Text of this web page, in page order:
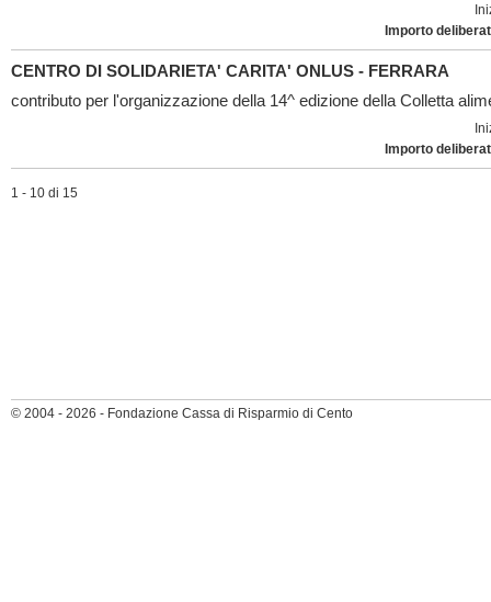
Importo
CENTRO DI SOLIDARIETA' CARITA' ONLUS - FERRARA
contributo per l'organizzazione della 14^ edizione della Colletta
Importo
1 - 10 di 15
© 2004 - 2026 - Fondazione Cassa di Risparmio di Cento